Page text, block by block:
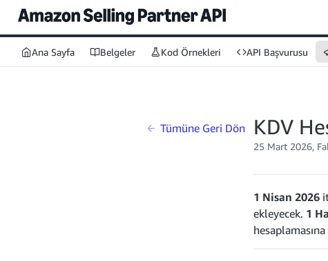
Ana Sayfa Belgeler Kod Örnekleri API Başvurusu
Tümüne Geri Dön KDV
25 Mart 2026,
1 Nisan 2026
ekleyecek. 1